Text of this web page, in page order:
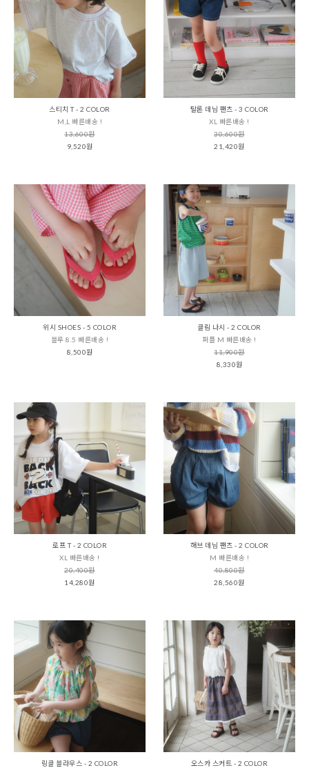
스티치 T - 2 COLOR
M,L 빠른배송 !
13,600원
9,520원
탈론 데님 팬츠 - 3 COLOR
XL 빠른배송 !
30,600원
21,420원
위시 SHOES - 5 COLOR
블루 8.5 빠른배송 !
8,500원
클림 나시 - 2 COLOR
퍼플 M 빠른배송 !
11,900원
8,330원
로프 T - 2 COLOR
XL 빠른배송 !
20,400원
14,280원
해브 데님 팬츠 - 2 COLOR
M 빠른배송 !
40,800원
28,560원
링클 블라우스 - 2 COLOR
오스카 스커트 - 2 COLOR